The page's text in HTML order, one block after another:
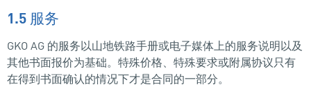
1.5 服务
GKO AG 的服务以山地铁路手册或电子媒体上的服务说明以及
其他书面报价为基础。特殊价格、特殊要求或附属协议只有
在得到书面确认的情况下才是合同的一部分。